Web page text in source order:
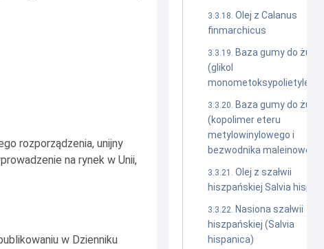
rozporządzenia, unijny
na rynek w Unii,
w Dzienniku
Olej z Calanus
finmarchicus
Baza gumy do żucia
(glikol
Baza gumy do żucia
(kopolimer eteru
metylowinylowego i
bezwodnika
Olej z szałwii
hiszpańskiej Salvia
Nasiona szałwii
hiszpańskiej (Salvia
hispanica)